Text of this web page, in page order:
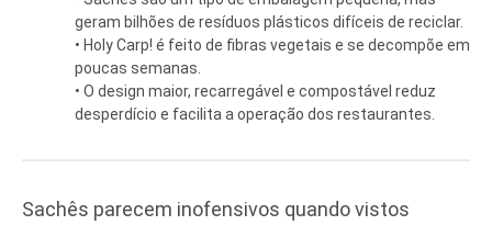
geram bilhões de resíduos plásticos difíceis de reciclar.
• Holy Carp! é feito de fibras vegetais e se decompõe em
poucas semanas.
• O design maior, recarregável e compostável reduz
desperdício e facilita a operação dos restaurantes.
Sachês parecem inofensivos quando vistos